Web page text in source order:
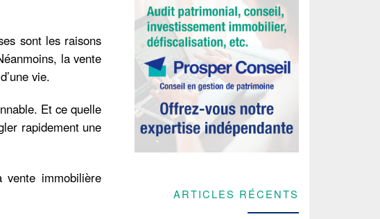
sont les raisons
la vente
vie.
Et ce quelle
rapidement une
immobilière
ARTICLES RÉCENTS